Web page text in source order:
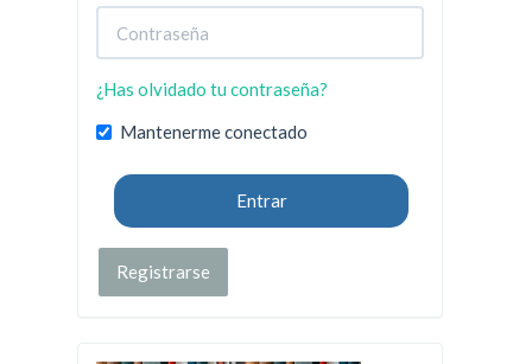
¿Has olvidado tu contraseña?
Mantenerme conectado
Entrar
Registrarse